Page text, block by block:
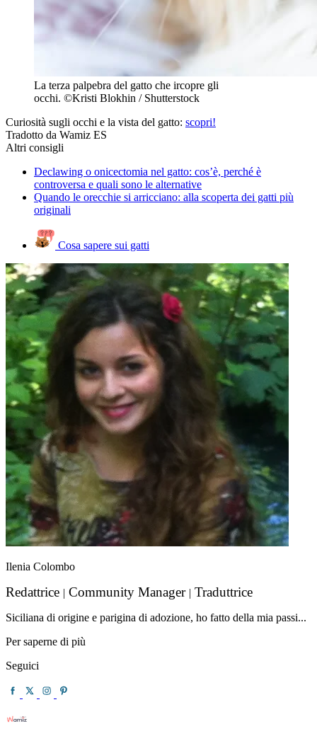
La terza palpebra del gatto che ircopre gli
occhi. ©Kristi Blokhin / Shutterstock
Curiosità sugli occhi e la vista del gatto: scopri!
Tradotto da Wamiz ES
Altri consigli
Declawing o onicectomia nel gatto: cos’è, perché è
controversa e quali sono le alternative
Quando le orecchie si arricciano: alla scoperta dei gatti più
originali
Cosa sapere sui gatti
Ilenia Colombo
Redattrice | Community Manager | Traduttrice
Siciliana di origine e parigina di adozione, ho fatto della mia passi...
Per saperne di più
Seguici